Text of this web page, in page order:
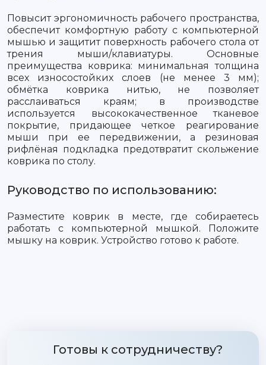
Повысит эргономичность рабочего пространства,
обеспечит комфортную работу с компьютерной
мышью и защитит поверхность рабочего стола от
трения мыши/клавиатуры. Основные
преимущества коврика: минимальная толщина
всех износостойких слоев (не менее 3 мм);
обмётка коврика нитью, не позволяет
расслаиваться краям; в производстве
используется высококачественное тканевое
покрытие, придающее четкое реагирование
мыши при ее передвижении, а резиновая
рифлёная подкладка предотвратит скольжение
коврика по столу.
Руководство по использованию:
Разместите коврик в месте, где собираетесь
работать с компьютерной мышкой. Положите
мышку на коврик. Устройство готово к работе.
Готовы к сотрудничеству?